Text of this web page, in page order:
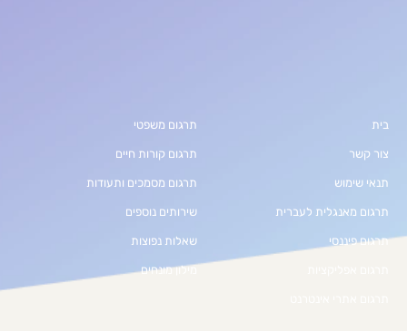
בית
צור קשר
תנאי שימוש
תרגום מאנגלית לעברית
תרגום פיננסי
תרגום משפטי
תרגום קורות חיים
תרגום מסמכים ותעודות
שירותים נוספים
שאלות נפוצות
מילון מונחים